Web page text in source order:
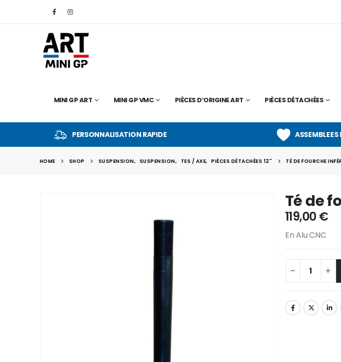
MINI GP ART MINI GP VMC PIÈCES D’ORIGINE ART PIÈCES DÉTACHÉES
PERSONNALISATION RAPIDE ASSEMBLEES
HOME SHOP SUSPENSION, SUSPENSION, TES / AXE, PIÈCES DÉTACHÉES 12" TÉ DE FOURCHE
Té de
119,00 €
En Alu CNC